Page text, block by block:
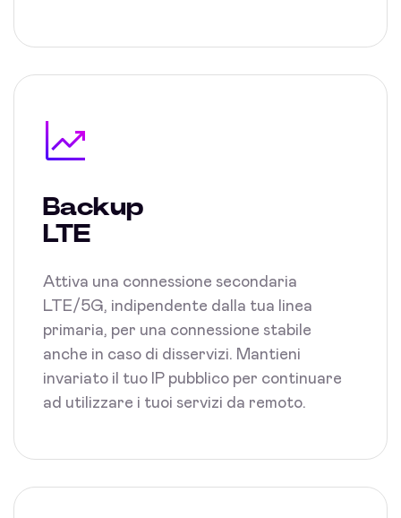
Backup
LTE
Attiva una connessione secondaria
LTE/5G, indipendente dalla tua linea
primaria, per una connessione stabile
anche in caso di disservizi. Mantieni
invariato il tuo IP pubblico per continuare
ad utilizzare i tuoi servizi da remoto.